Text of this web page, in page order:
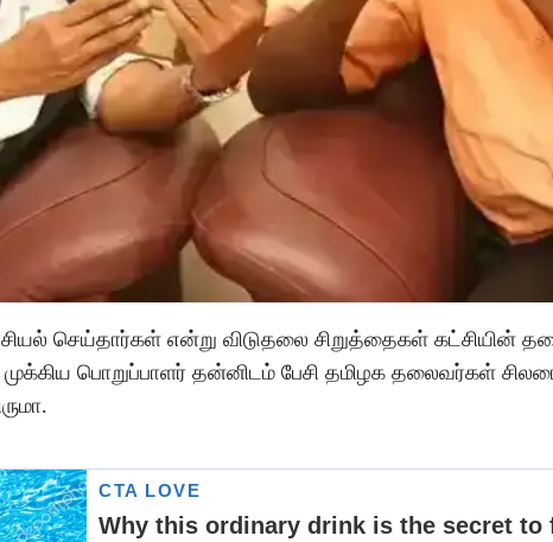
செய்தார்கள் என்று விடுதலை சிறுத்தைகள் கட்சியின்
முக்கிய பொறுப்பாளர் தன்னிடம் பேசி தமிழக தலைவர்கள்